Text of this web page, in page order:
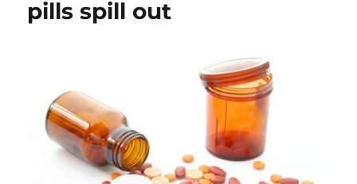
pills spill out